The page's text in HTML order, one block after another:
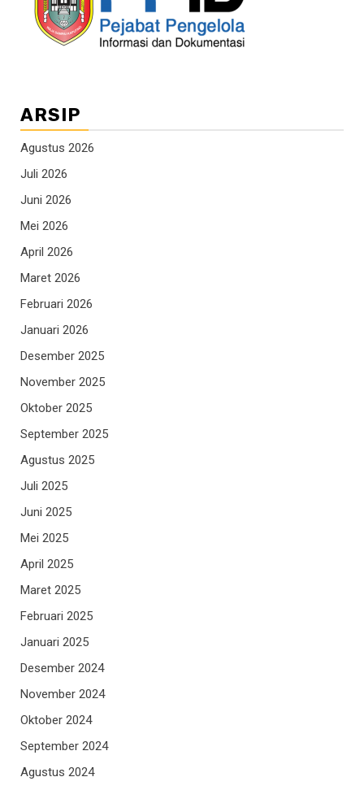
ARSIP
Agustus 2026
Juli 2026
Juni 2026
Mei 2026
April 2026
Maret 2026
Februari 2026
Januari 2026
Desember 2025
November 2025
Oktober 2025
September 2025
Agustus 2025
Juli 2025
Juni 2025
Mei 2025
April 2025
Maret 2025
Februari 2025
Januari 2025
Desember 2024
November 2024
Oktober 2024
September 2024
Agustus 2024